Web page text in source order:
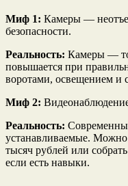
Миф 1: Камеры —
безопасности.
Реальность: Камеры —
повышается при
воротами, освещением и
Миф 2:
Реальность:
устанавливаемые. Можно
тысяч рублей или
если есть навыки.